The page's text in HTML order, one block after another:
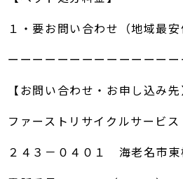
１・要お問い合わせ（地域最安
ーーーーーーーーーーーーーー
【お問い合わせ・お申し込み先
ファーストリサイクルサービス
２４３－０４０１ 海老名市東